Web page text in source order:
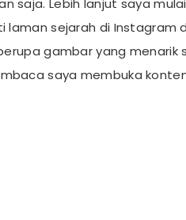
saja. Lebih lanjut saya
laman sejarah di Instagram
gambar yang
saya membuka